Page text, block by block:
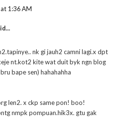
1:36 AM
nk gi jauh2 camni lagi.x dpt
nt.kot2 kite wat duit byk ngn blog
bape sen) hahahahha
len2. x ckp same pon! boo!
nmpk pompuan.hik3x. gtu gak